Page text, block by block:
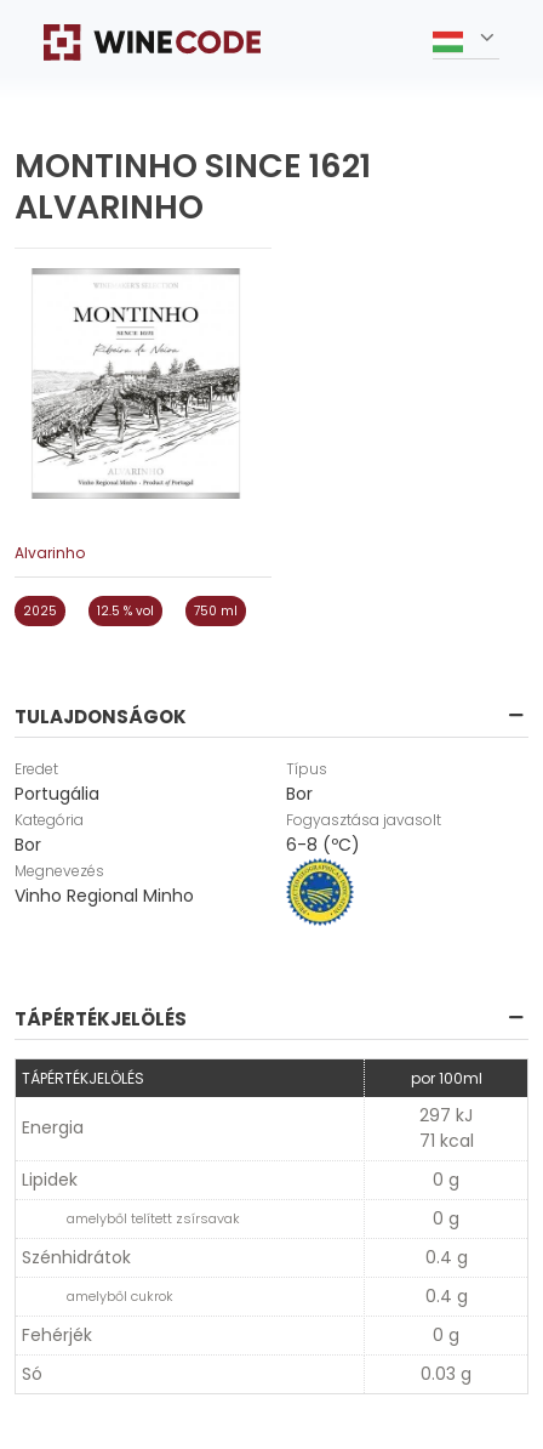
MONTINHO SINCE 1621
ALVARINHO
Alvarinho
2025 12.5 % vol 750 ml
TULAJDONSÁGOK
Eredet
Portugália
Típus
Bor
Kategória
Bor
Fogyasztása javasolt
6-8 (ºC)
Megnevezés
Vinho Regional Minho
TÁPÉRTÉKJELÖLÉS
TÁPÉRTÉKJELÖLÉS por 100ml
Energia
297 kJ
71 kcal
Lipidek
0 g
amelyből telített zsírsavak
0 g
Szénhidrátok
0.4 g
amelyből cukrok
0.4 g
Fehérjék
0 g
Só
0.03 g